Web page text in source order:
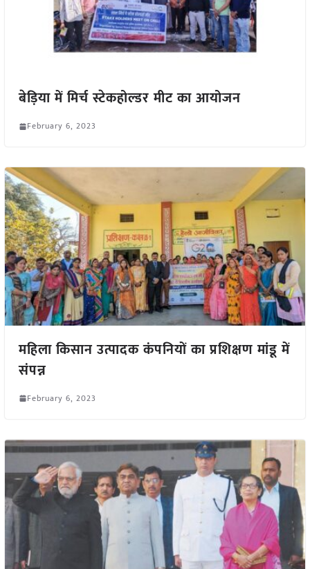
बेड़िया में मिर्च स्टेकहोल्डर मीट का आयोजन
February 6, 2023
महिला किसान उत्पादक कंपनियों का प्रशिक्षण मांडू में
संपन्न
February 6, 2023